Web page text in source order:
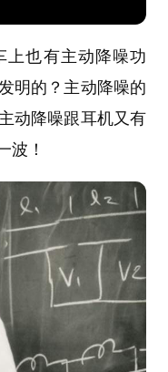
上也有主动降噪功
明的？主动降噪的
动降噪跟耳机又有
波！